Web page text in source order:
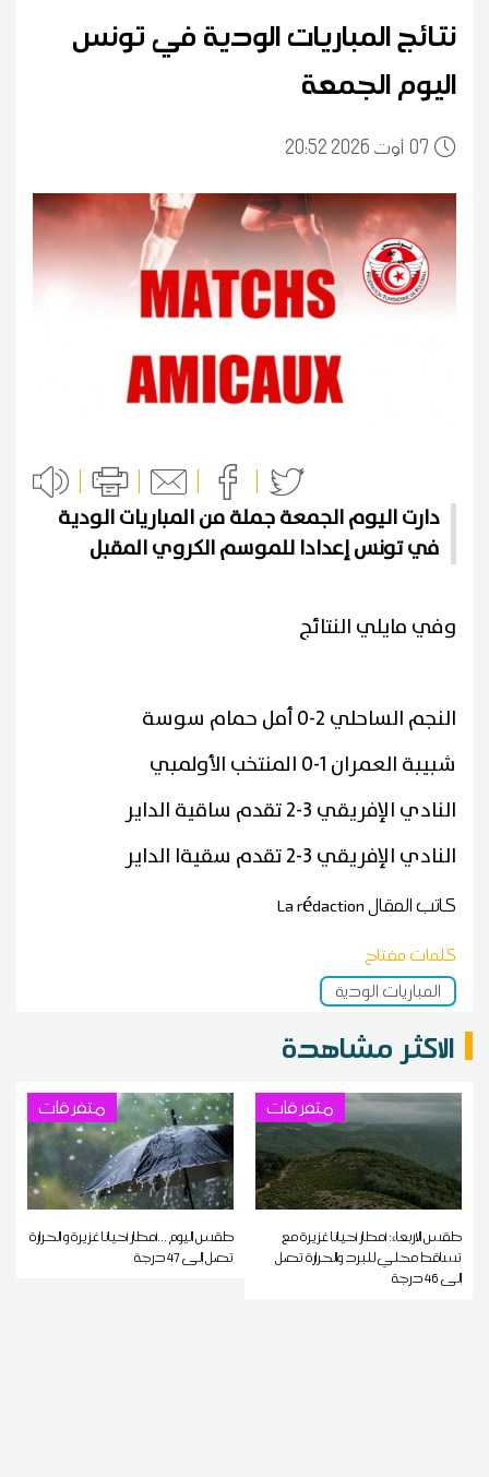
نتائج المباريات الودية في تونس
اليوم الجمعة
0720:52 2026 أوت
دارت اليوم الجمعة جملة من المباريات الودية
في تونس إعدادا للموسم الكروي المقبل
وفي مايلي النتائج
النجم الساحلي 2-0 أمل حمام سوسة
شبيبة العمران 1-0 المنتخب الأولمبي
النادي الإفريقي 3-2 تقدم ساقية الداير
النادي الإفريقي 3-2 تقدم سقيةا الداير
كاتب المقالLa rédaction
كلمات مفتاح
المباريات الودية
الاكثر مشاهدة
متفرقات
طقس الاربعاء: أمطار أحيانا غزيرة مع
تساقط محلي للبرد والحرارة تصل
إلى 46 درجة
متفرقات
طقس اليوم ...أمطار أحيانا غزيرة و الحرارة
تصل إلى 47 درجة